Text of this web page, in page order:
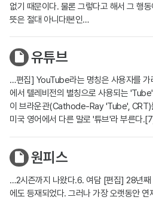
없기 때문이다. 물론 그렇다고 해서 그 행
뜻은 절대 아니다!본인…
유튜브
…편집] YouTube라는 명칭은 사용자를 가
에서 텔레비전의 별칭으로 사용되는
이 브라운관(Cathode-Ray 'Tube', CRT)
미국 영어에서 다른 말로 '튜브'라 부른다
원피스
…2시즌까지 나왔다.6. 여담 [편집] 28년째
에도 등재되었다. 그러나 가장 오랫동안 연